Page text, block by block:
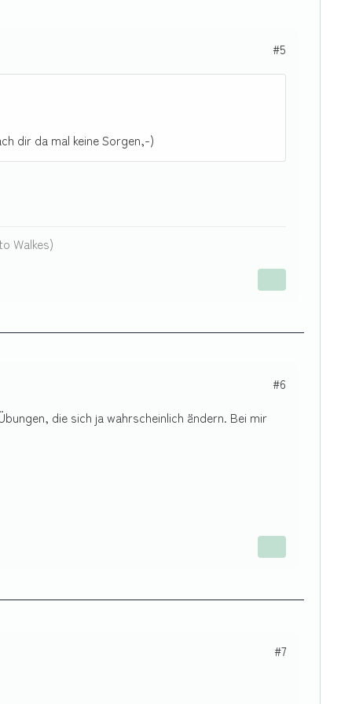
#5
dir da mal keine Sorgen,-)
Walkes)
#6
die sich ja wahrscheinlich ändern. Bei mir
#7